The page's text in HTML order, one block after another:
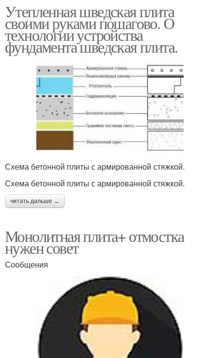
Утепленная шведская плита
своими руками пошагово. О
технологии устройства
фундамента шведская плита.
Схема бетонной плиты с армированной стяжкой.
Схема бетонной плиты с армированной стяжкой.
читать дальше →
Монолитная плита+ отмостка
нужен совет
Сообщения